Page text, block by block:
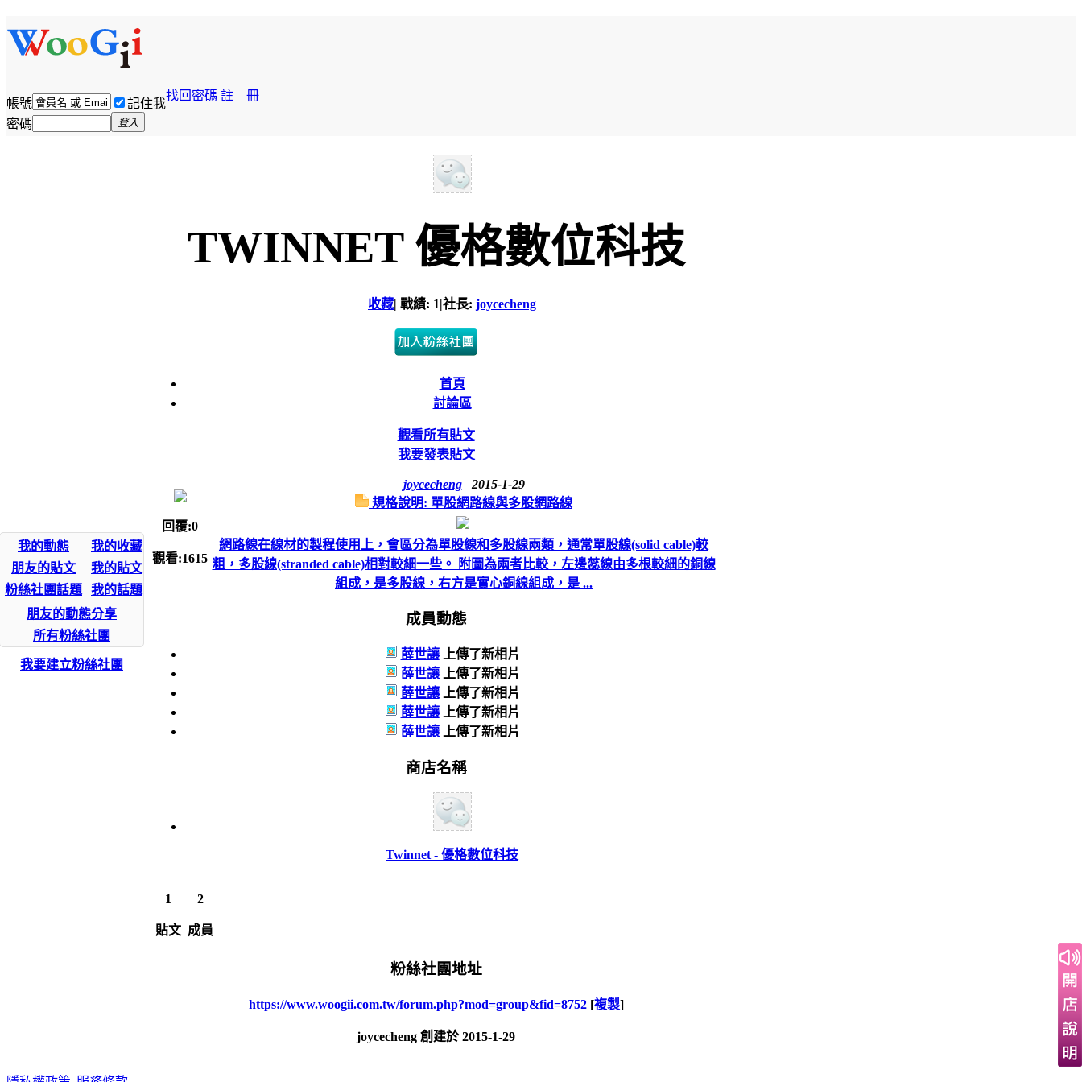
帳號 記住我
找回密碼 註 冊
密碼 登入
我的動態
朋友的貼文
粉絲社團話題
我的收藏
我的貼文
我的話題
朋友的動態分享
所有粉絲社團
我要建立粉絲社團
TWINNET 優格數位科技
收藏| 戰績: 1|社長: joycecheng
首頁
討論區
觀看所有貼文
我要發表貼文
回覆:0
觀看:1615
joycecheng
2015-1-29
規格說明: 單股網路線與多股網路線
網路線在線材的製程使用上，會區分為單股線和多股線兩類，通常單股線(solid cable)較
粗，多股線(stranded cable)相對較細一些。 附圖為兩者比較，左邊蕊線由多根較細的銅線
組成，是多股線，右方是實心銅線組成，是 ...
成員動態
薛世讓上傳了新相片
薛世讓上傳了新相片
薛世讓上傳了新相片
薛世讓上傳了新相片
薛世讓上傳了新相片
商店名稱
Twinnet - 優格數位科技
1
貼文
2
成員
粉絲社團地址
https://www.woogii.com.tw/forum.php?mod=group&fid=8752[複製]
joycecheng 創建於 2015-1-29